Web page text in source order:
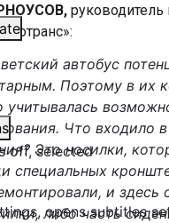
off, selected
, opens subtitles
автобус
Поэтому в их
учитывалась
Что входило
Это носилки,
специальных
и здесь
либо часть